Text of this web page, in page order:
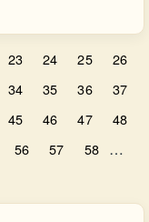
23 24 25
26
34 35 36
37
45 46 47
48
56 57 58 …